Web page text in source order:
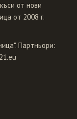
от нови
от 2008 г.
Партньори: